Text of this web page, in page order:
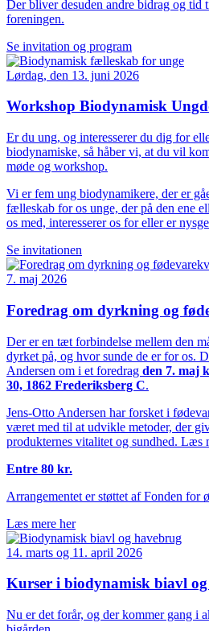
Der bliver desuden andre bidrag og tid
foreningen.
Se invitation og program
Lørdag, den 13. juni 2026
Workshop Biodynamisk
Er du ung, og interesserer du dig for
biodynamiske, så håber vi, at du vil
møde og workshop.
Vi er fem ung biodynamikere, der er
fælleskab for os unge, der på den ene
os med, interesserer os for eller er
Se invitationen
7. maj 2026
Foredrag om dyrkning og
Der er en tæt forbindelse mellem den
dyrket på, og hvor sunde de er for os.
Andersen om i et foredrag den 7. maj
30, 1862 Frederiksberg C.
Jens-Otto Andersen har forsket i
været med til at udvikle metoder, der
produkternes vitalitet og sundhed. Læs
Entre 80 kr.
Arrangementet er støttet af Fonden for
Læs mere her
14. marts og 11. april 2026
Kurser i biodynamisk biavl
Nu er det forår, og der kommer gang i